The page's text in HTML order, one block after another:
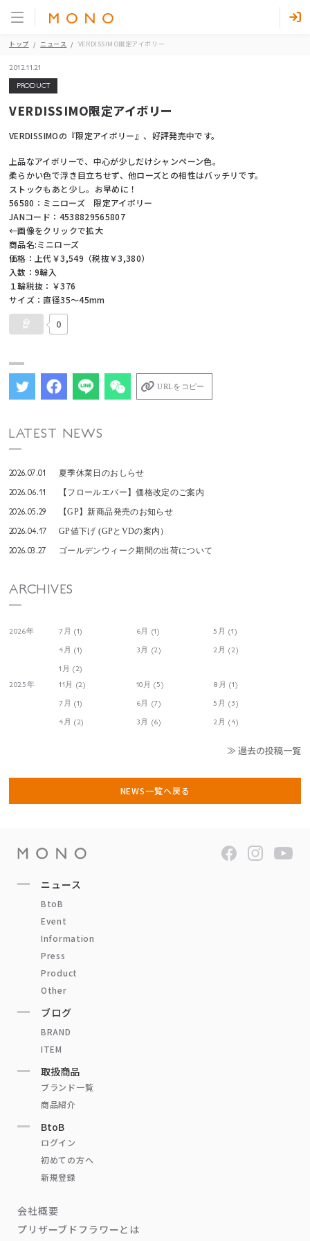
トップ ニュース VERDISSIMO限定アイボリー
2012.11.21
PRODUCT
VERDISSIMO限定アイボリー
VERDISSIMOの『限定アイボリー』、好評発売中です。
上品なアイボリーで、中心が少しだけシャンペーン色。
柔らかい色で浮き目立ちせず、他ローズとの相性はバッチリです。
ストックもあと少し。お早めに！
56580：ミニローズ 限定アイボリー
JANコード：4538829565807
←画像をクリックで拡大
商品名:ミニローズ
価格：上代￥3,549（税抜￥3,380）
入数：9輪入
１輪税抜：￥376
サイズ：直径35～45mm
0
URLをコピー
LATEST NEWS
2026.07.01 夏季休業日のおしらせ
2026.06.11 【フロールエバー】価格改定のご案内
2026.05.29 【GP】新商品発売のお知らせ
2026.04.17 GP値下げ (GPとVDの案内）
2026.03.27 ゴールデンウィーク期間の出荷について
ARCHIVES
2026年 7月 (1) 6月 (1)
5月 (1)
4月 (1)
3月 (2)
2月 (2)
1月 (2)
2025年
11月 (2) 10月 (5)
8月 (1)
7月 (1)
6月 (7)
5月 (3)
4月 (2)
3月 (6) 2月 (4)
≫ 過去の投稿一覧
NEWS一覧へ戻る
ニュース
BtoB
Event
Information
Press
Product
Other
ブログ
BRAND
ITEM
取扱商品
ブランド一覧
商品紹介
BtoB
ログイン
初めての方へ
新規登録
会社概要
プリザーブドフラワーとは